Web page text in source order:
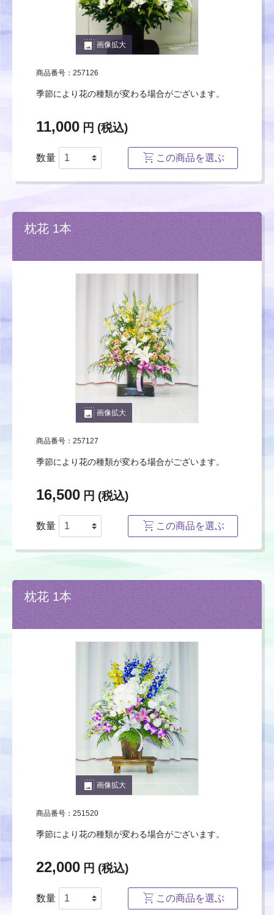
photo_size_select_large 画像拡大
商品番号：257126
季節により花の種類が変わる場合がございます。
11,000 円 (税込)
数量 この商品を選ぶ
枕花 1本
photo_size_select_large 画像拡大
商品番号：257127
季節により花の種類が変わる場合がございます。
16,500 円 (税込)
数量 この商品を選ぶ
枕花 1本
photo_size_select_large 画像拡大
商品番号：251520
季節により花の種類が変わる場合がございます。
22,000 円 (税込)
数量 この商品を選ぶ